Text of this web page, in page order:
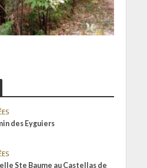
des Eyguiers
Ste Baume au Castellas de